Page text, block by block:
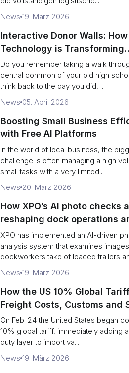
News 19. März 2026
Interactive Donor Walls: How
Technology is Transforming
Campus Philanthropy
Do you remember taking a walk
central common of your old high
think back to the day you did, ...
News 05. April 2026
Boosting Small Business
with Free AI Platforms
In the world of local business, the
challenge is often managing a high
small tasks with a very limited...
News 20. März 2026
How XPO’s AI photo checks
reshaping dock operations
service response
XPO has implemented an AI-driven
analysis system that examines images
dockworkers take of loaded trailers
News 19. März 2026
How the US 10% Global
Freight Costs, Customs and
Chains
On Feb. 24 the United States began
10% global tariff, immediately adding
duty layer to import va...
News 19. März 2026